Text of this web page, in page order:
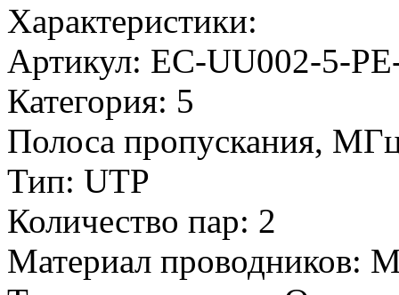
Характеристики:
Артикул: EC-UU002-5-
Категория: 5
Полоса пропускания,
Тип: UTP
Количество пар: 2
Материал проводников: